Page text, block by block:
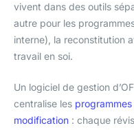
vivent dans des outils
autre pour les
interne), la reconstitution
travail en soi.
Un logiciel de gestion
centralise les
modification : chaque